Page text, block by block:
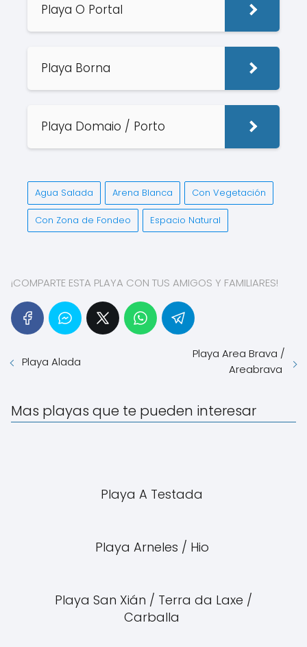
Playa O Portal
Playa Borna
Playa Domaio / Porto
Agua Salada Arena Blanca Con Vegetación
Con Zona de Fondeo Espacio Natural
¡COMPARTE ESTA PLAYA CON TUS AMIGOS Y FAMILIARES!
Playa Alada
Playa Area Brava /
Areabrava
Mas playas que te pueden interesar
Playa A Testada
Playa Arneles / Hio
Playa San Xián / Terra da Laxe /
Carballa